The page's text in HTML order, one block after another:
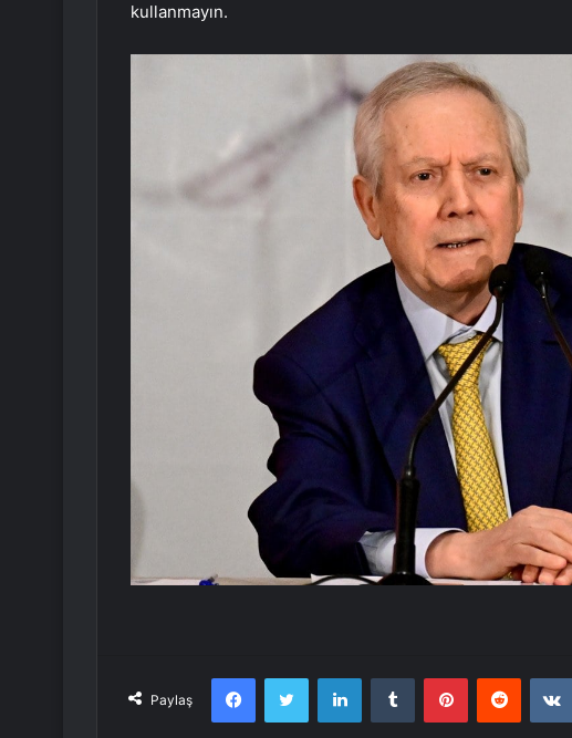
kullanmayın.
Paylaş
FacebookTwitter LinkedInTumblr PinterestReddit